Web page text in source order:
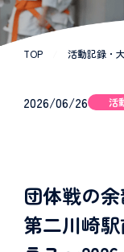
TOP 活動記録・
2026/06/26 活
団体戦の
第二川崎